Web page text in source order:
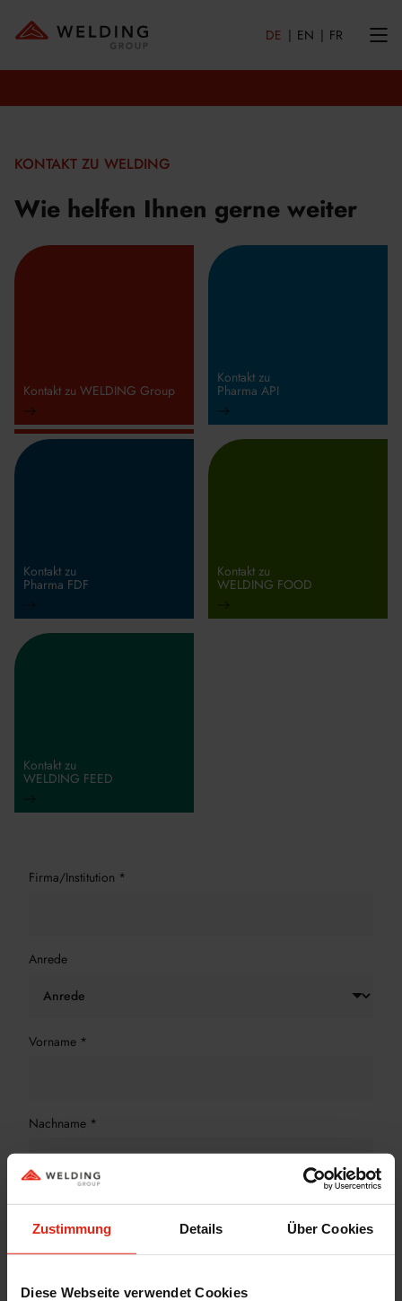
Zustimmung Details Über Cookies
Diese Webseite verwendet Cookies
DE EN FR
KONTAKT ZU WELDING
Wie helfen Ihnen gerne weiter
Kontakt zu WELDING Group
Kontakt zu
Pharma API
Kontakt zu
Pharma FDF
Kontakt zu
WELDING FOOD
Kontakt zu
WELDING FEED
Firma/Institution *
Anrede
Vorname *
Nachname *
Land*
E-Mail-Adresse*